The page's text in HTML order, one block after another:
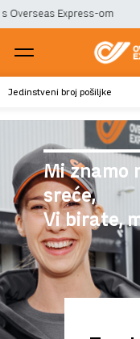
Express-om
Mi znamo
sreće,
Vi birate,